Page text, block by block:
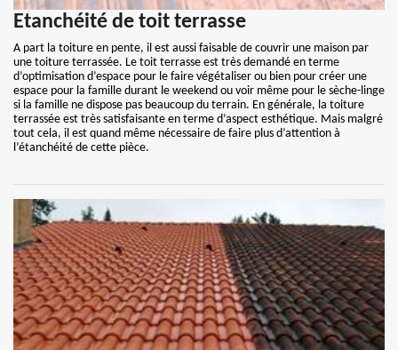
Etanchéité de toit terrasse
A part la toiture en pente, il est aussi faisable de couvrir une maison par
une toiture terrassée. Le toit terrasse est très demandé en terme
d’optimisation d’espace pour le faire végétaliser ou bien pour créer une
espace pour la famille durant le weekend ou voir même pour le sèche-linge
si la famille ne dispose pas beaucoup du terrain. En générale, la toiture
terrassée est très satisfaisante en terme d’aspect esthétique. Mais malgré
tout cela, il est quand même nécessaire de faire plus d’attention à
l’étanchéité de cette pièce.